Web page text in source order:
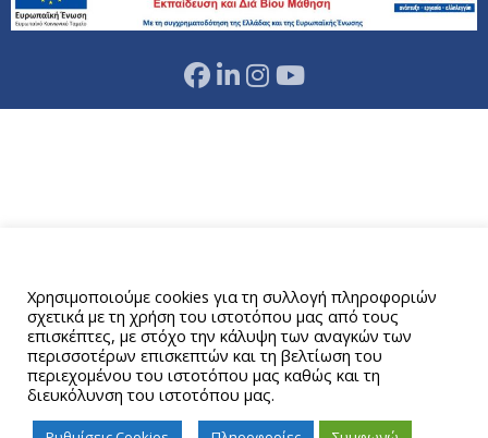
Χρησιμοποιούμε cookies για τη συλλογή πληροφοριών
σχετικά με τη χρήση του ιστοτόπου μας από τους
επισκέπτες, με στόχο την κάλυψη των αναγκών των
περισσοτέρων επισκεπτών και τη βελτίωση του
περιεχομένου του ιστοτόπου μας καθώς και τη
διευκόλυνση του ιστοτόπου μας.